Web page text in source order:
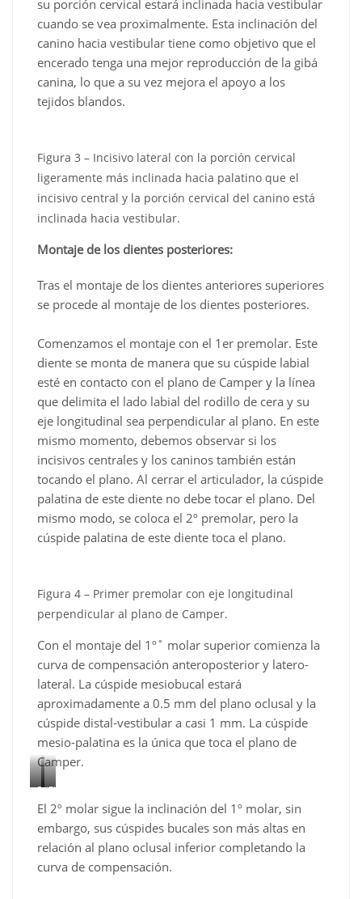
su porción cervical estará inclinada hacia vestibular
cuando se vea proximalmente. Esta inclinación del
canino hacia vestibular tiene como objetivo que el
encerado tenga una mejor reproducción de la gibá
canina, lo que a su vez mejora el apoyo a los
tejidos blandos.
Figura 3 – Incisivo lateral con la porción cervical
ligeramente más inclinada hacia palatino que el
incisivo central y la porción cervical del canino está
inclinada hacia vestibular.
Montaje de los dientes posteriores:
Tras el montaje de los dientes anteriores superiores
se procede al montaje de los dientes posteriores.
Comenzamos el montaje con el 1er premolar. Este
diente se monta de manera que su cúspide labial
esté en contacto con el plano de Camper y la línea
que delimita el lado labial del rodillo de cera y su
eje longitudinal sea perpendicular al plano. En este
mismo momento, debemos observar si los
incisivos centrales y los caninos también están
tocando el plano. Al cerrar el articulador, la cúspide
palatina de este diente no debe tocar el plano. Del
mismo modo, se coloca el 2º premolar, pero la
cúspide palatina de este diente toca el plano.
Figura 4 – Primer premolar con eje longitudinal
perpendicular al plano de Camper.
Con el montaje del 1º˚ molar superior comienza la
curva de compensación anteroposterior y latero-
lateral. La cúspide mesiobucal estará
aproximadamente a 0.5 mm del plano oclusal y la
cúspide distal-vestibular a casi 1 mm. La cúspide
mesio-palatina es la única que toca el plano de
Camper.
Figura
5
–
Uso
Figura
6
–
Uso
El 2º molar sigue la inclinación del 1º molar, sin
embargo, sus cúspides bucales son más altas en
relación al plano oclusal inferior completando la
curva de compensación.